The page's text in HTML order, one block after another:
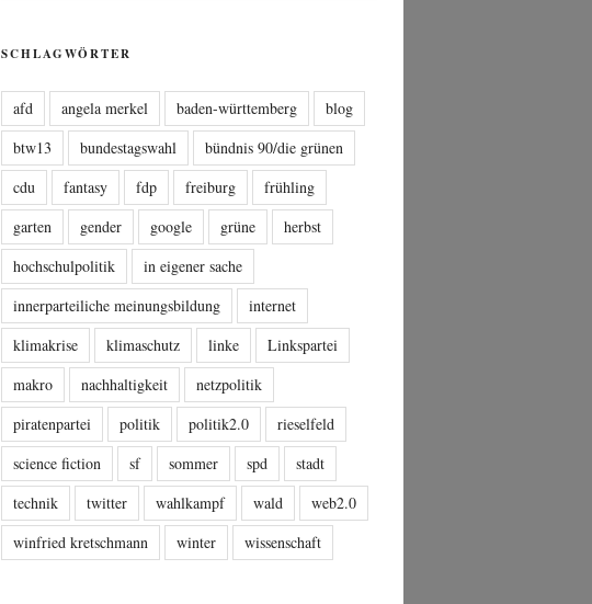
SCHLAGWÖRTER
afd angela merkel baden-württemberg
blog
btw13
bundestagswahl
bündnis 90/die grünen
cdu
fantasy fdp freiburg
frühling
garten
gender google grüne
herbst
hochschulpolitik
in eigener sache
innerparteiliche meinungsbildung
internet
klimakrise
klimaschutz linke
Linkspartei
makro
nachhaltigkeit
netzpolitik
piratenpartei
politik politik2.0
rieselfeld
science fiction
sf sommer spd
stadt
technik
twitter wahlkampf wald
web2.0
winfried kretschmann
winter wissenschaft